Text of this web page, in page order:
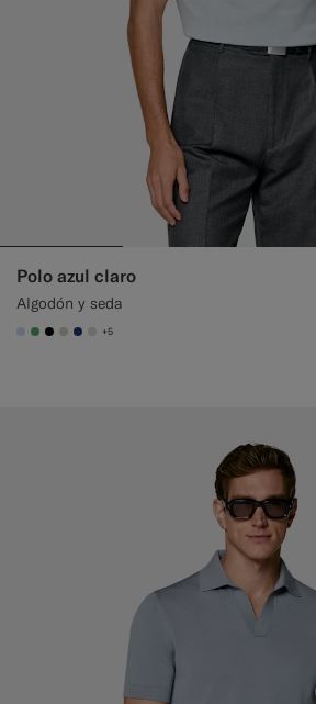
Polo azul claro
Algodón y seda
#CCDCF9
#50AA6A
#000000
#D7D1C3
#1C3D7A
#D9DADA
+5